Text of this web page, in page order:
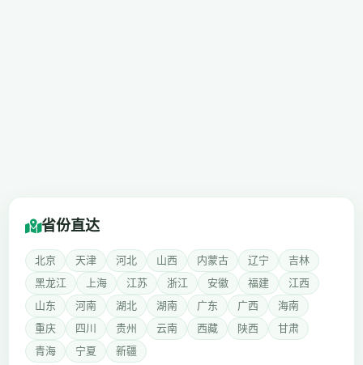
省份直达
北京 天津 河北 山西 内蒙古 辽宁
吉林
黑龙江
上海 江苏 浙江 安徽 福建
江西
山东
河南 湖北 湖南 广东 广西
海南
重庆
四川 贵州 云南 西藏 陕西
甘肃
青海
宁夏 新疆